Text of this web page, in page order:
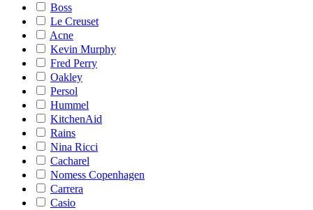
Boss
Le Creuset
Acne
Kevin Murphy
Fred Perry
Oakley
Persol
Hummel
KitchenAid
Rains
Nina Ricci
Cacharel
Nomess Copenhagen
Carrera
Casio